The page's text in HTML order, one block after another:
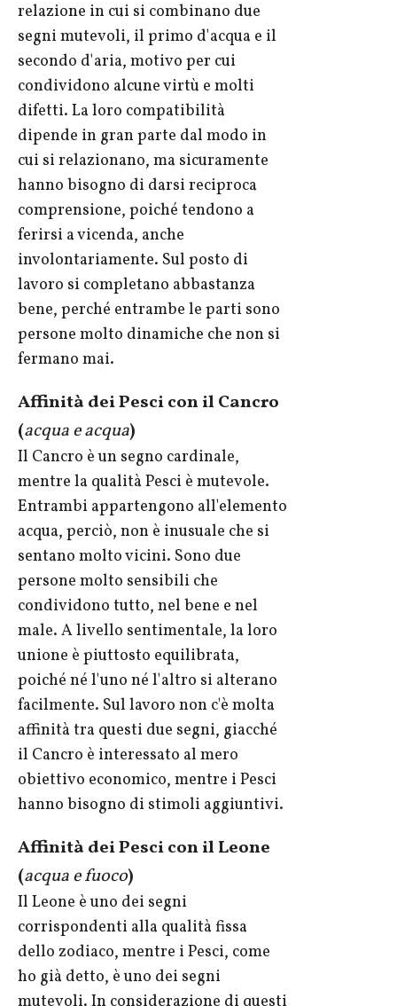
relazione in cui si combinano due
segni mutevoli, il primo d'acqua e il
secondo d'aria, motivo per cui
condividono alcune virtù e molti
difetti. La loro compatibilità
dipende in gran parte dal modo in
cui si relazionano, ma sicuramente
hanno bisogno di darsi reciproca
comprensione, poiché tendono a
ferirsi a vicenda, anche
involontariamente. Sul posto di
lavoro si completano abbastanza
bene, perché entrambe le parti sono
persone molto dinamiche che non si
fermano mai.
Affinità dei Pesci con il Cancro
(acqua e acqua)
Il Cancro è un segno cardinale,
mentre la qualità Pesci è mutevole.
Entrambi appartengono all'elemento
acqua, perciò, non è inusuale che si
sentano molto vicini. Sono due
persone molto sensibili che
condividono tutto, nel bene e nel
male. A livello sentimentale, la loro
unione è piuttosto equilibrata,
poiché né l'uno né l'altro si alterano
facilmente. Sul lavoro non c'è molta
affinità tra questi due segni, giacché
il Cancro è interessato al mero
obiettivo economico, mentre i Pesci
hanno bisogno di stimoli aggiuntivi.
Affinità dei Pesci con il Leone
(acqua e fuoco)
Il Leone è uno dei segni
corrispondenti alla qualità fissa
dello zodiaco, mentre i Pesci, come
ho già detto, è uno dei segni